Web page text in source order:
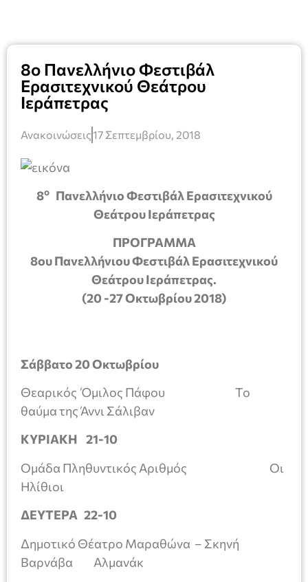
8ο Πανελλήνιο Φεστιβάλ
Ερασιτεχνικού Θεάτρου
Ιεράπετρας
Ανακοινώσεις17 Σεπτεμβρίου, 2018
8οΠανελλήνιο Φεστιβάλ Ερασιτεχνικού
Θεάτρου Ιεράπετρας
ΠΡΟΓΡΑΜΜΑ
8ου Πανελλήνιου Φεστιβάλ Ερασιτεχνικού
Θεάτρου Ιεράπετρας.
(20 -27 Οκτωβρίου 2018)
Σάββατο 20 Οκτωβρίου
Θεαρικός Όμιλος Πάφου Το
θαύμα της Άννι Σάλιβαν
ΚΥΡΙΑΚΗ 21-10
Ομάδα Πληθυντικός Αριθμός Οι
Ηλίθιοι
ΔΕΥΤΕΡΑ 22-10
Δημοτικό Θέατρο Μαραθώνα – Σκηνή
Βαρνάβα Αλμανάκ